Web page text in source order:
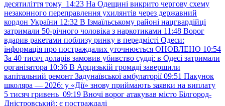
десятиліття тому 14:23 На Одещині викрито чергову схему
незаконного переправлення ухилянтів через державний
кордон України 12:32 В Ізмаїльському районі нацгвардійці
затримали 50-річного чоловіка з наркотиками 11:48 Ворог
вдарив ракетами поблизу ринку в передмісті Одеси:
інформація про постраждалих уточнюється ОНОВЛЕНО 10:54
За 40 тисяч доларів замовив убивство судді: в Одесі затримали
організатора 10:36 В Арцизькій громаді завершили
капітальний ремонт Задунаївської амбулаторії 09:51 Пакунок
школяра — 2026: у «Дії» знову приймають заявки на виплату
5 тисяч гривень 09:19 Вночі ворог атакував місто Білгород-
Дністровський: є постраждалі